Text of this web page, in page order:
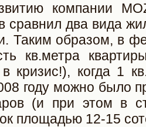
компании
два вида
Таким образом, в
кв.метра
кризис!), когда 1
году можно было
(и при этом в
площадью 12-15